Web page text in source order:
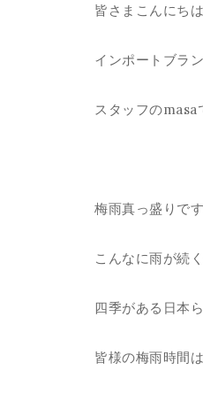
皆さまこんにち
インポートブラ
スタッフのmasa
梅雨真っ盛りです
こんなに雨が続
四季がある日本
皆様の梅雨時間